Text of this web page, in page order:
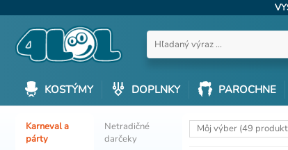
KOSTÝMY DOPLNKY PAROCHNE
Môj výber (49
Karneval a
párty
Netradičné
darčeky